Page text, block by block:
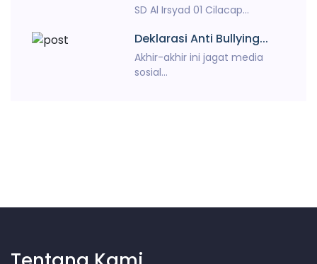
SD Al Irsyad 01 Cilacap...
Deklarasi Anti Bullying...
Akhir-akhir ini jagat media
sosial...